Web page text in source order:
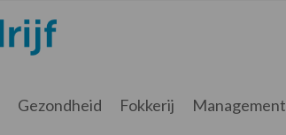
Gezondheid Fokkerij Management